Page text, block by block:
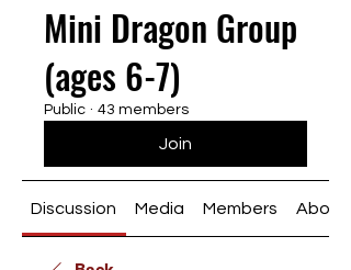
Mini Dragon Group
(ages 6-7)
Public · 43 members
Join
Discussion Media Members About